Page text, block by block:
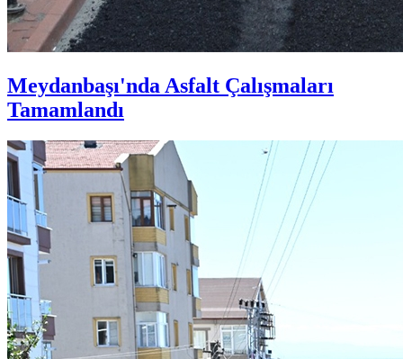
Meydanbaşı'nda Asfalt Çalışmaları
Tamamlandı